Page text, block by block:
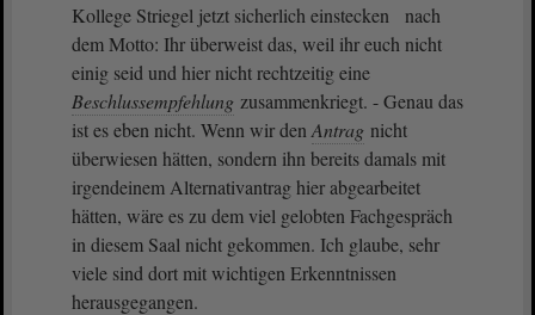
Kollege Striegel jetzt sicherlich einstecken nach
dem Motto: Ihr überweist das, weil ihr euch nicht
einig seid und hier nicht rechtzeitig eine
Beschlussempfehlung zusammenkriegt. - Genau das
ist es eben nicht. Wenn wir den Antrag nicht
überwiesen hätten, sondern ihn bereits damals mit
irgendeinem Alternativantrag hier abgearbeitet
hätten, wäre es zu dem viel gelobten Fachgespräch
in diesem Saal nicht gekommen. Ich glaube, sehr
viele sind dort mit wichtigen Erkenntnissen
herausgegangen.